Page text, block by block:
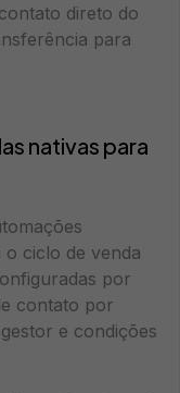
direto do
para
nativas para
o ciclo de venda
por
contato por
e condições